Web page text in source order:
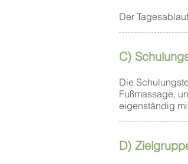
Der
C)
​Die
Fußmassage,
eigenständig
D)